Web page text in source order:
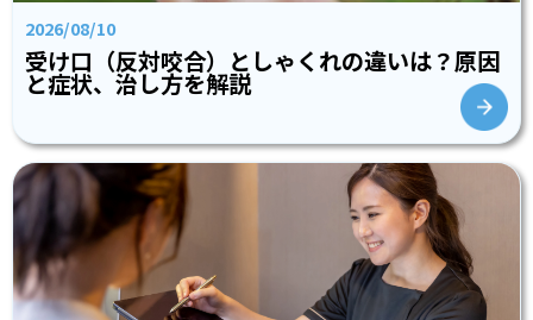
2026/08/10
受け口（反対咬合）としゃくれの違いは？原因
と症状、治し方を解説